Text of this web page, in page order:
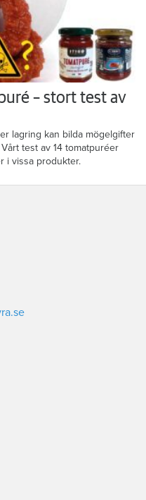
– stort test av
lagring kan bilda mögelgifter
test av 14 tomatpuréer
i vissa produkter.